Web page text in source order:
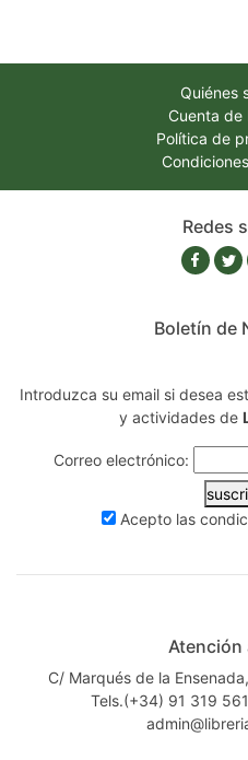
Quiénes
Cuenta de
Política de
Redes
Boletín de
Introduzca su email si desea
y actividades de
Correo electrónico:
Acepto las
Atención
C/ Marqués de la
Tels.(+34) 91 319